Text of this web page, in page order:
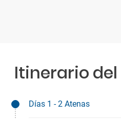
Itinerario
Días 1 - 2 Atenas